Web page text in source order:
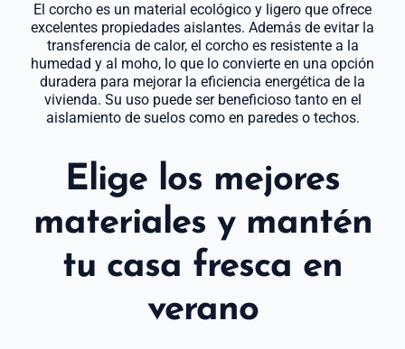
El corcho es un material ecológico y ligero que ofrece
excelentes propiedades aislantes. Además de evitar la
transferencia de calor, el corcho es resistente a la
humedad y al moho, lo que lo convierte en una opción
duradera para mejorar la eficiencia energética de la
vivienda. Su uso puede ser beneficioso tanto en el
aislamiento de suelos como en paredes o techos.
Elige los mejores
materiales y mantén
tu casa fresca en
verano